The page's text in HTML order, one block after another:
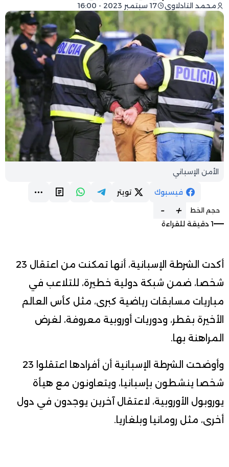
محمد التادلاوي 17 سبتمبر 2023 - 16:00
الأمن الإسباني
فيسبوك تويتر
حجم الخط +
-
1 دقيقة للقراءة
أكدت الشرطة الإسبانية، أنها تمكنت من اعتقال 23
شخصا، ضمن شبكة دولية خطيرة، للتلاعب في
مباريات مسابقات رياضية كبرى، مثل كأس العالم
الأخيرة بقطر، ودوريات أوروبية معروفة، لغرض
المراهنة بها.
وأوضحت الشرطة الإسبانية أن أفرادها اعتقلوا 23
شخصا ينشطون بإسبانيا، ويتعاونون مع هيأة
يوروبول الأوروبية، لاعتقال آخرين يوجدون في دول
أخرى، مثل رومانيا وبلغاريا.